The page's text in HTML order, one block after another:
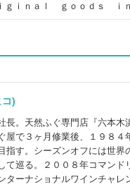
ｇｉｎａｌ ｇｏｏｄｓ ｉ
コ)
長。天然ふぐ専門店『六本
屋で３ヶ月修業後、１９８
指す。シーズンオフには世
て巡る。２００８年コマン
ターナショナルワインチャ